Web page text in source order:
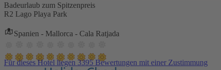
Badeurlaub zum Spitzenpreis
R2 Lago Playa Park
Spanien - Mallorca - Cala Ratjada
Für dieses Hotel liegen 3395 Bewertungen mit einer Zustimmung